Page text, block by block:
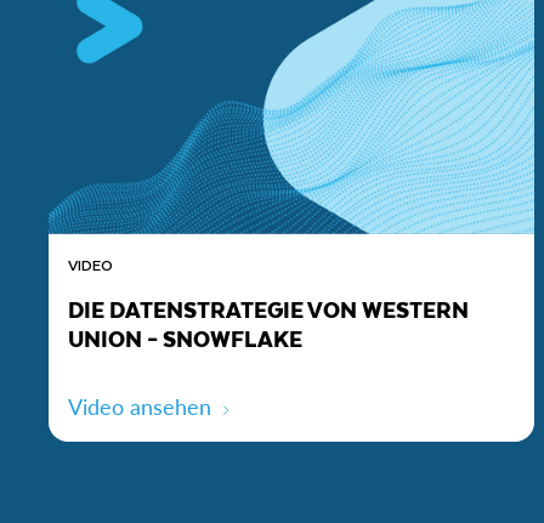
VIDEO
DIE DATENSTRATEGIE VON WESTERN
UNION ­– SNOWFLAKE
Video ansehen